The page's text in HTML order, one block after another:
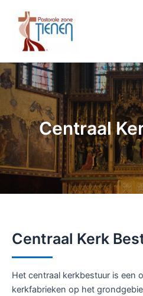
inhoud
Centraal
Centraal Kerk
Het centraal kerkbestuur is een
kerkfabrieken op het